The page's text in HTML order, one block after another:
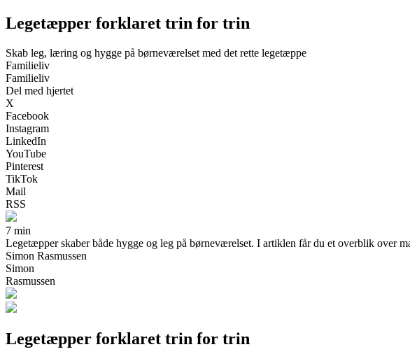
Legetæpper forklaret trin for trin
Skab leg, læring og hygge på børneværelset med det rette legetæppe
Familieliv
Familieliv
Del med hjertet
X
Facebook
Instagram
LinkedIn
YouTube
Pinterest
TikTok
Mail
RSS
7 min
Legetæpper skaber både hygge og leg på børneværelset. I artiklen får du et overblik over
Simon Rasmussen
Simon
Rasmussen
Legetæpper forklaret trin for trin